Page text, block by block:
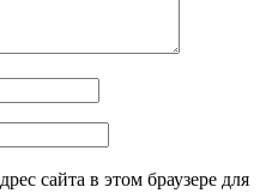
сайта в этом браузере для